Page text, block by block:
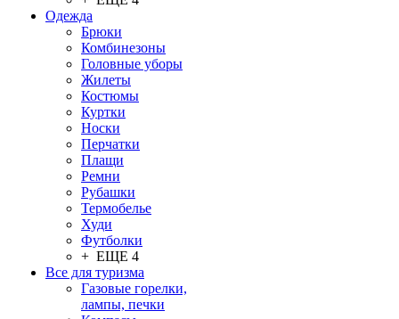
Одежда
Брюки
Комбинезоны
Головные уборы
Жилеты
Костюмы
Куртки
Носки
Перчатки
Плащи
Ремни
Рубашки
Термобелье
Худи
Футболки
+ ЕЩЕ 4
Все для туризма
Газовые горелки,
лампы, печки